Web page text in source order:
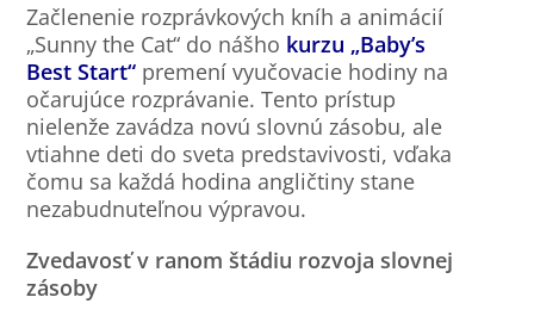
Začlenenie rozprávkových kníh a animácií
„Sunny the Cat“ do nášho kurzu „Baby’s
Best Start“ premení vyučovacie hodiny na
očarujúce rozprávanie. Tento prístup
nielenže zavádza novú slovnú zásobu, ale
vtiahne deti do sveta predstavivosti, vďaka
čomu sa každá hodina angličtiny stane
nezabudnuteľnou výpravou.
Zvedavosť v ranom štádiu rozvoja slovnej
zásoby